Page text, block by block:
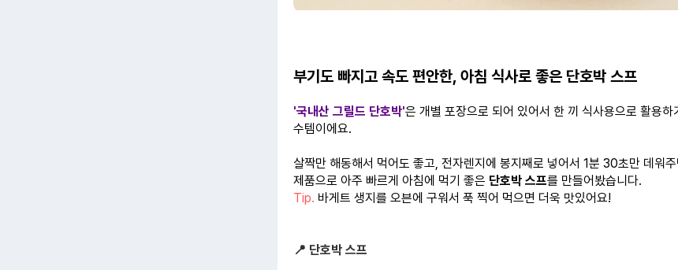
부기도 빠지고 속도 편안한, 아침 식사로 좋은 단호박 스프
'국내산 그릴드 단호박'은 개별 포장으로 되어 있어서 한 끼 식사용으로 활용하
수템이에요.
살짝만 해동해서 먹어도 좋고, 전자렌지에 봉지째로 넣어서 1분 30초만 데워주
제품으로 아주 빠르게 아침에 먹기 좋은 단호박 스프를 만들어봤습니다.
Tip. 바게트 생지를 오븐에 구워서 푹 찍어 먹으면 더욱 맛있어요!
📍 단호박 스프